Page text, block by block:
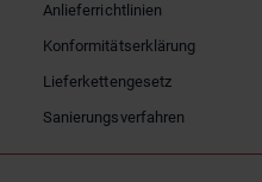
Anlieferrichtlinien
Konformitätserklärung
Lieferkettengesetz
Sanierungsverfahren